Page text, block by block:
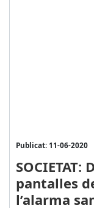
Publicat: 11-06-2020
pantalles
l’alarma